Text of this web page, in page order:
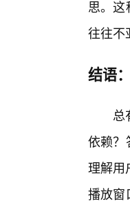
思。
往往不
结语
总
依赖？
理解用
播放窗